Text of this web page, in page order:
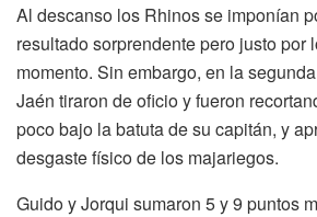
Al descanso los Rhinos se imponían
resultado sorprendente pero justo por
momento. Sin embargo, en la
Jaén tiraron de oficio y fueron
poco bajo la batuta de su capitán, y
desgaste físico de los majariegos.
Guido y Jorqui sumaron 5 y 9 puntos